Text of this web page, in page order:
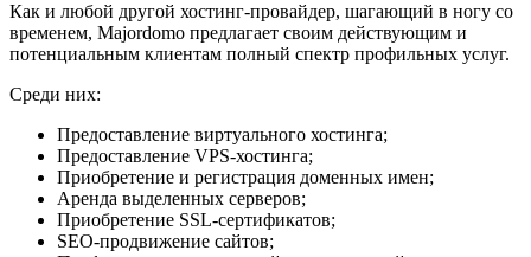
Как и любой другой хостинг-провайдер, шагающий в ногу со
временем, Majordomo предлагает своим действующим и
потенциальным клиентам полный спектр профильных услуг.
Среди них:
Предоставление виртуального хостинга;
Предоставление VPS-хостинга;
Приобретение и регистрация доменных имен;
Аренда выделенных серверов;
Приобретение SSL-сертификатов;
SEO-продвижение сайтов;